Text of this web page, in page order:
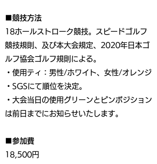
■競技方法
18ホールストローク競技。スピードゴルフ
競技規則、及び本大会規定、2020年日本ゴ
ルフ協会ゴルフ規則による。
・使用ティ：男性/ホワイト、女性/オレンジ
・SGSにて順位を決定。
・大会当日の使用グリーンとピンポジション
は前日までにお知らせいたします。
■参加費
18,500円